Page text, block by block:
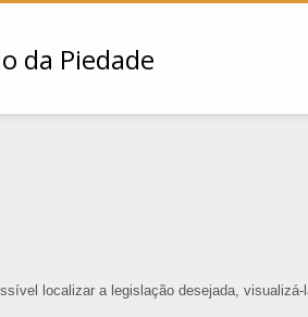
localizar a legislação desejada,